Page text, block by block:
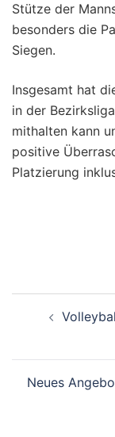
Stütze der
besonders die
Siegen.
Insgesamt hat
in der
mithalten kann
positive
Platzierung
Neues